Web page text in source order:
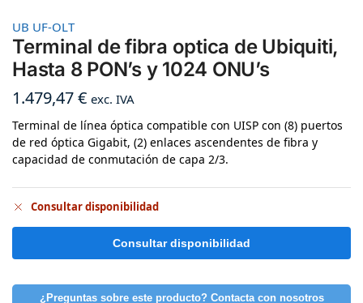
UB UF-OLT
Terminal de fibra optica de Ubiquiti,
Hasta 8 PON’s y 1024 ONU’s
1.479,47€ exc. IVA
Terminal de línea óptica compatible con UISP con (8) puertos
de red óptica Gigabit, (2) enlaces ascendentes de fibra y
capacidad de conmutación de capa 2/3.
Consultar disponibilidad
¿Preguntas sobre este producto? Contacta con nosotros